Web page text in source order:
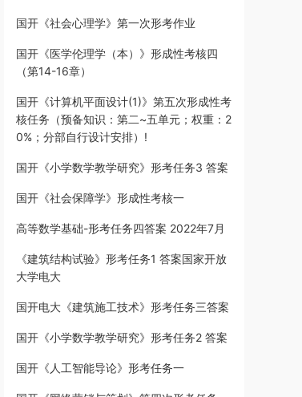
国开《社会心理学》第一次形考作业
国开《医学伦理学（本）》形成性考核四
（第14-16章）
国开《计算机平面设计(1)》第五次形成性考
核任务（预备知识：第二~五单元；权重：2
0%；分部自行设计安排）!
国开《小学数学教学研究》形考任务3 答案
国开《社会保障学》形成性考核一
高等数学基础-形考任务四答案 2022年7月
《建筑结构试验》形考任务1 答案国家开放
大学电大
国开电大《建筑施工技术》形考任务三答案
国开《小学数学教学研究》形考任务2 答案
国开《人工智能导论》形考任务一